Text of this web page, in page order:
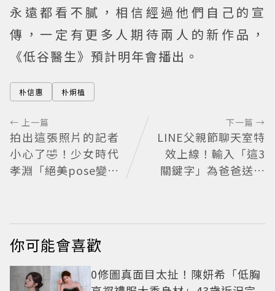
永遠都看不膩，相信經過他們自己的宣
傳，一定有更多人期待兩人的新作品，
《低谷醫生》預計明年會播出。
朴信惠 朴炯植
← 上一篇
拍出這張照片的記者
小心了🤣！少女時代
孝淵「絕美pose變搞
下一篇 →
LINE父親節聊天室特
效上線！輸入「這3
關鍵字」為爸爸送上
你可能會喜歡
0修圖真面目太扯！陳妍希「低胸